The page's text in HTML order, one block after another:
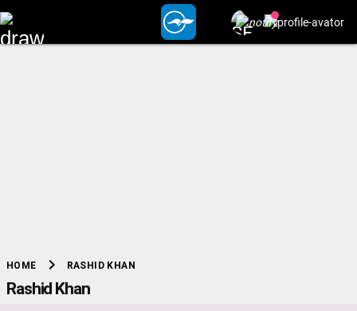
HOME chevron_right RASHID KHAN
Rashid Khan